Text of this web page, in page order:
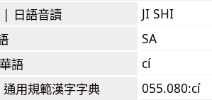
| 日語音讀
JI SHI
SA
華語
cí
通用規範漢字字典
055.080:cí